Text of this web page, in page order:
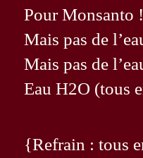
Pour Monsanto !
Mais pas de
Mais pas de
Eau H2O (tous
{Refrain : tous